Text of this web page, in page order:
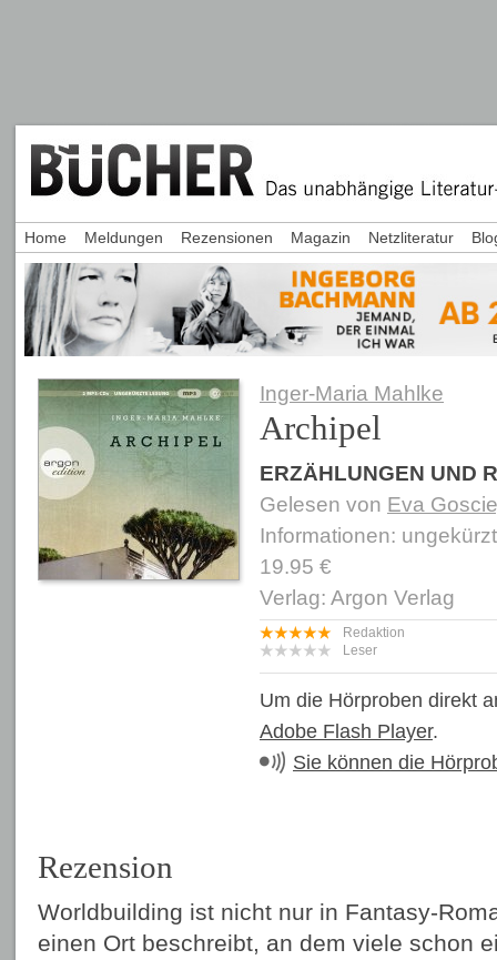
Inger-Maria Mahlke
Archipel
ERZÄHLUNGEN UND
Gelesen von Eva
Informationen:
19.95 €
Verlag: Argon Verlag
Redaktion
Leser
Um die Hörproben direkt
Adobe Flash Player.
Sie können die
Rezension
Worldbuilding ist nicht nur in Fantasy-
einen Ort beschreibt, an dem viele schon
Home Meldungen Rezensionen Magazin Netzliteratur